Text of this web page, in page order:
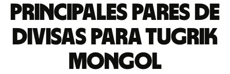
Principales pares de
divisas para tugrik
mongol